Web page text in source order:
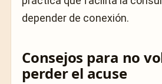
depender de conexión.
Consejos para no
perder el acuse